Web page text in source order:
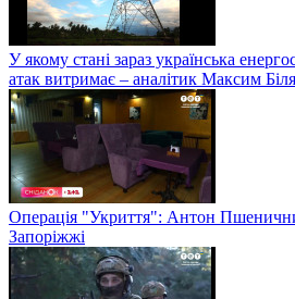
У якому стані зараз українська
атак витримає – аналітик Максим
Операція "Укриття": Антон
Запоріжжі